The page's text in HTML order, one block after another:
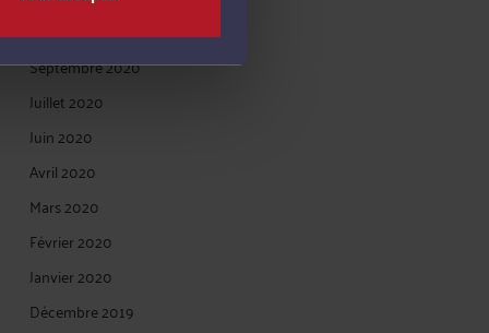
Octobre 2020
Septembre 2020
Juillet 2020
Juin 2020
Avril 2020
Mars 2020
Février 2020
Janvier 2020
Décembre 2019